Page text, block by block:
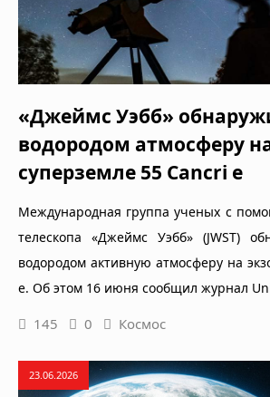
«Джеймс Уэбб»
водородом атмосферу
суперземле 55 Cancri e
Международная группа ученых с
телескопа «Джеймс Уэбб» (JWST)
водородом активную атмосферу на
e. Об этом 16 июня сообщил журнал
145 0 Космос
23.06.2026